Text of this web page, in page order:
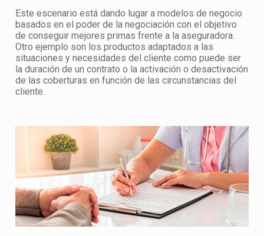
Este escenario está dando lugar a modelos de negocio
basados en el poder de la negociación con el objetivo
de conseguir mejores primas frente a la aseguradora.
Otro ejemplo son los productos adaptados a las
situaciones y necesidades del cliente como puede ser
la duración de un contrato o la activación o desactivación
de las coberturas en función de las circunstancias del
cliente.